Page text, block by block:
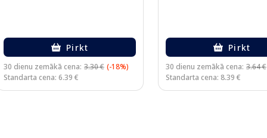
Pirkt
30 dienu zemākā cena: 3.30 € (-18%)
Standarta cena: 6.39 €
Pirkt
30 dienu zemākā cena: 3.64 €
Standarta cena: 8.39 €